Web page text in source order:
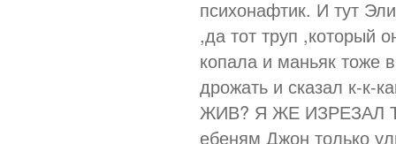
психонафтик. И тут
,да тот труп ,который
копала и маньяк тоже
дрожать и сказал к-
ЖИВ? Я ЖЕ ИЗРЕЗАЛ
ебеням Джон только